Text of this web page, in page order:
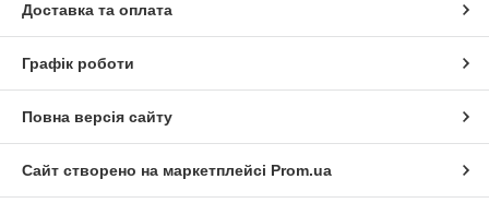
Доставка та оплата
Графік роботи
Повна версія сайту
Сайт створено на маркетплейсі Prom.ua